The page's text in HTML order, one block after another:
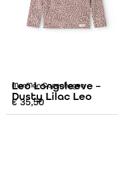
MarMar Copenhagen
Leo Longsleeve –
Dusty Lilac Leo
€35,50